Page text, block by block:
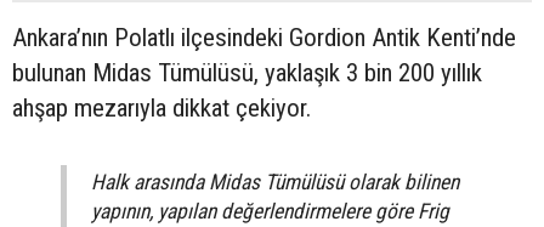
Ankara’nın Polatlı ilçesindeki Gordion Antik Kenti’nde
bulunan Midas Tümülüsü, yaklaşık 3 bin 200 yıllık
ahşap mezarıyla dikkat çekiyor.
Halk arasında Midas Tümülüsü olarak bilinen
yapının, yapılan değerlendirmelere göre Frig